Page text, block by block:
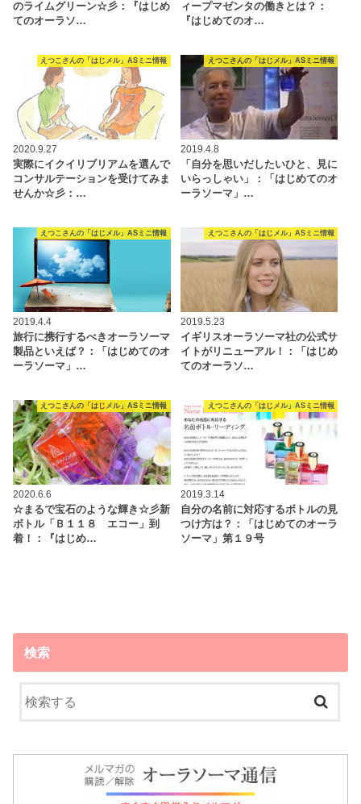
のライムグリーン☆彡：『はじめ
てのオーラソ…
ィープマゼンタの働きとは？：
『はじめてのオ…
えつこさんの「はじメル」ASミニ情報
2020.9.27
実際にイクイリブリアムを選んで
コンサルテーションを受けてみま
せんか☆彡：…
えつこさんの「はじメル」ASミニ情報
2019.4.8
「自分を思いだしたいひと、見に
いらっしゃい」：「はじめてのオ
ーラソーマ」…
えつこさんの「はじメル」ASミニ情報
2019.4.4
旅行に携行するべきオーラソーマ
製品といえば？：「はじめてのオ
ーラソーマ」…
えつこさんの「はじメル」ASミニ情報
2019.5.23
イギリスオーラソーマ社の公式サ
イトがリニューアル！：「はじめ
てのオーラソ…
えつこさんの「はじメル」ASミニ情報
2020.6.6
☆まるで宝石のような輝き☆彡新
ボトル「Ｂ１１８ エコー」到
着！：『はじめ…
えつこさんの「はじメル」ASミニ情報
2019.3.14
自分の名前に対応するボトルの見
つけ方は？：「はじめてのオーラ
ソーマ」第１９号
検索